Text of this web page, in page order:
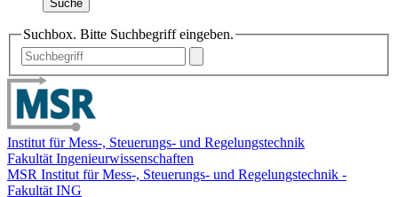
Suche
Suchbox. Bitte Suchbegriff eingeben.
Institut für Mess-, Steuerungs- und Regelungstechnik
Fakultät Ingenieurwissenschaften
MSR Institut für Mess-, Steuerungs- und Regelungstechnik -
Fakultät ING